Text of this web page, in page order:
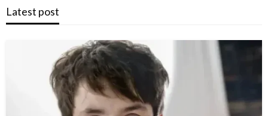
Latest post